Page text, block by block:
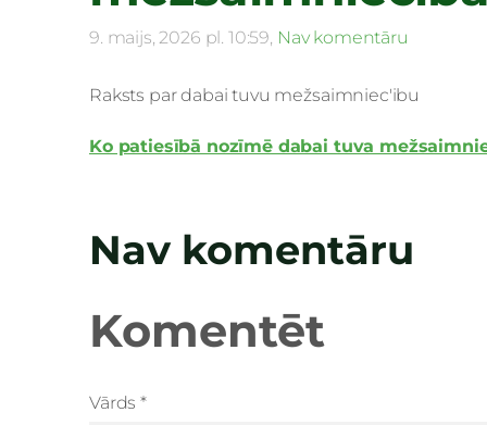
9. maijs, 2026 pl. 10:59, Nav komentāru
Raksts par dabai tuvu mežsaimniec'ibu
Ko patiesībā nozīmē dabai tuva
Nav komentāru
Komentēt
Vārds *